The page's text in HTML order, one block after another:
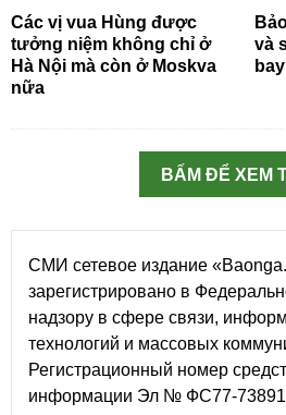
Các vị vua Hùng được
tưởng niệm không chỉ ở
Hà Nội mà còn ở Moskva
nữa
và
BẤM ĐỂ XEM
СМИ сетевое издание
зарегистрировано в
надзору в сфере связи,
технологий и массовых
Регистрационный номер
информации Эл № ФС77-73891